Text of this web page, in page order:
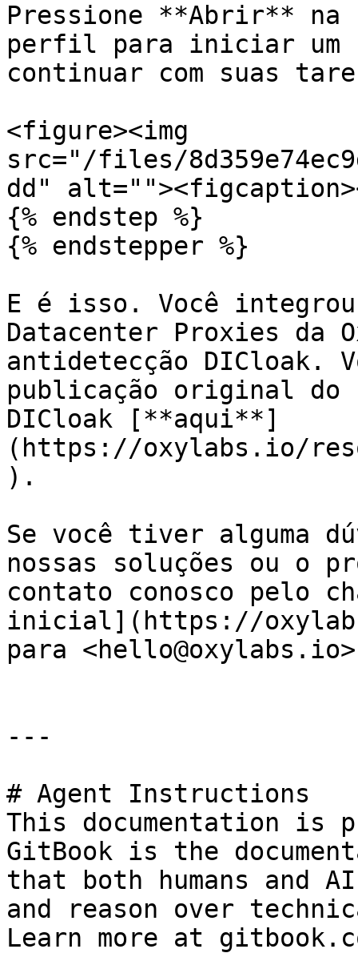
Pressione **Abrir** na
perfil para iniciar um
continuar com suas
<figure><img
src="/files/
dd"
{% endstep %}
{% endstepper %}
E é isso. Você integrou
Datacenter Proxies da
antidetecção DICloak.
publicação original do
DICloak [**aqui**]
(https://oxylabs.io/
).
Se você tiver alguma
nossas soluções ou o
contato conosco pelo
inicial](https://
para
---
# Agent Instructions
This documentation is
GitBook is the
that both humans and
and reason over
Learn more at